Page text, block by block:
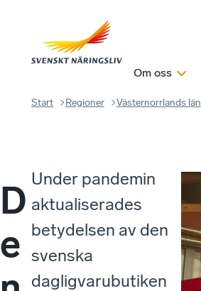
Om oss
Start Regioner Västernorrlands län
D
e
Under pandemin
aktualiserades
betydelsen av den
svenska
dagligvarubutiken